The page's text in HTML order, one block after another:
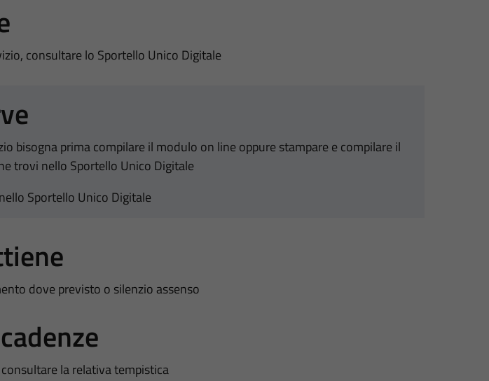
consultare lo Sportello Unico Digitale
bisogna prima compilare il modulo on line oppure stampare e compilare il
trovi nello Sportello Unico Digitale
Sportello Unico Digitale
dove previsto o silenzio assenso
la relativa tempistica